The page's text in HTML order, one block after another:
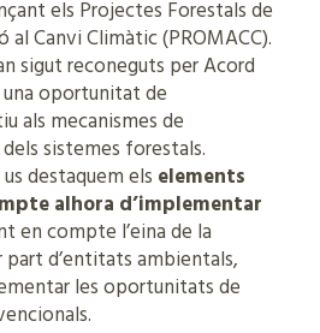
els Projectes Forestals de
Canvi Climàtic (PROMACC).
sigut reconeguts per Acord
oportunitat de
als mecanismes de
sistemes forestals.
destaquem els elements
alhora d’implementar
en compte l’eina de la
d’entitats ambientals,
les oportunitats de